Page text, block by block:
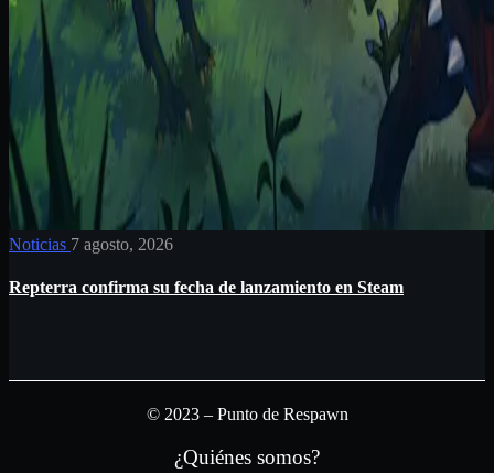
Noticias 7 agosto, 2026
Repterra confirma su fecha de lanzamiento en Steam
© 2023 – Punto de Respawn
¿Quiénes somos?